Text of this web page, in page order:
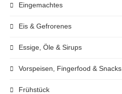
Eingemachtes
Eis & Gefrorenes
Essige, Öle & Sirups
Vorspeisen, Fingerfood & Snacks
Frühstück